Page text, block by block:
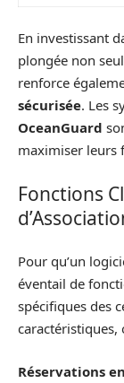
En investissant
plongée non
renforce
sécurisée. Les
OceanGuard
maximiser leurs
Fonctions
Pour qu’un
éventail de
spécifiques des
caractéristiques,
Réservations